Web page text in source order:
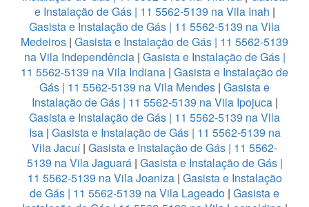
e Instalação de Gás | 11 5562-5139 na Vila Inah |
Gasista e Instalação de Gás | 11 5562-5139 na Vila
Medeiros | Gasista e Instalação de Gás | 11 5562-5139
na Vila Independência| Gasista e Instalação de Gás |
11 5562-5139 na Vila Indiana | Gasista e Instalação de
Gás | 11 5562-5139 na Vila Mendes | Gasista e
Instalação de Gás | 11 5562-5139 na Vila Ipojuca|
Gasista e Instalação de Gás | 11 5562-5139 na Vila
Isa| Gasista e Instalação de Gás | 11 5562-5139 na
Vila Jacuí| Gasista e Instalação de Gás | 11 5562-
5139 na Vila Jaguará| Gasista e Instalação de Gás |
11 5562-5139 na Vila Joaniza| Gasista e Instalação
de Gás | 11 5562-5139 na Vila Lageado | Gasista e